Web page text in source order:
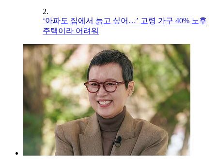
2.
‘아파도 집에서 늙고 싶어…’ 고령 가구 40% 노후
주택이라 어려워